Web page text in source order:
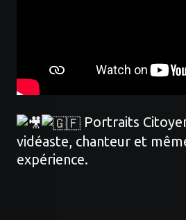
Portraits
vidéaste, chanteur et
expérience.